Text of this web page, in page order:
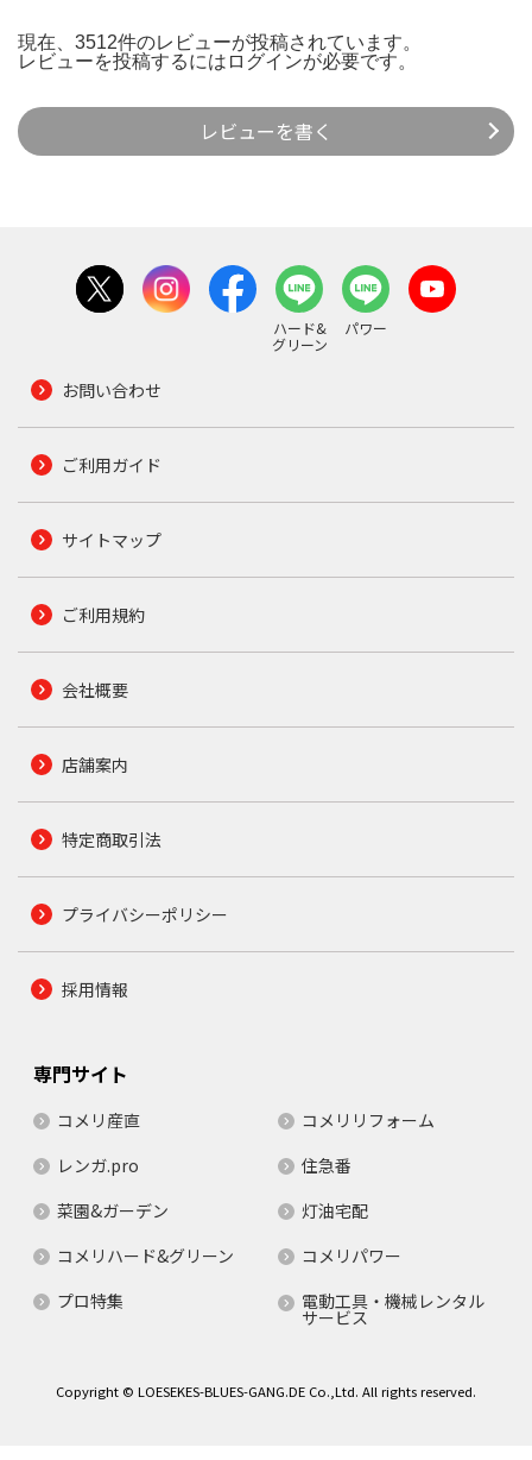
現在、3512件のレビューが投稿されています。
レビューを投稿するには ログインが必要です。
レビューを書く
ハード&
グリーン
パワー
お問い合わせ
ご利用ガイド
サイトマップ
ご利用規約
会社概要
店舗案内
特定商取引法
プライバシーポリシー
採用情報
専門サイト
コメリ産直
コメリリフォーム
レンガ.pro
住急番
菜園&ガーデン
灯油宅配
コメリハード&グリーン
コメリパワー
プロ特集
電動工具・機械レンタル
サービス
Copyright © LOESEKES-BLUES-GANG.DE Co.,Ltd. All rights reserved.